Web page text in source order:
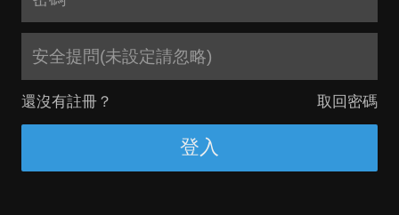
安全提問(未設定請忽略)
還沒有註冊？ 取回密碼
登入